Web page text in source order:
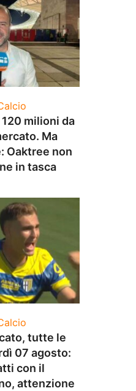
120 milioni da
Ma
Oaktree non
in tasca
tutte le
07 agosto:
con il
attenzione